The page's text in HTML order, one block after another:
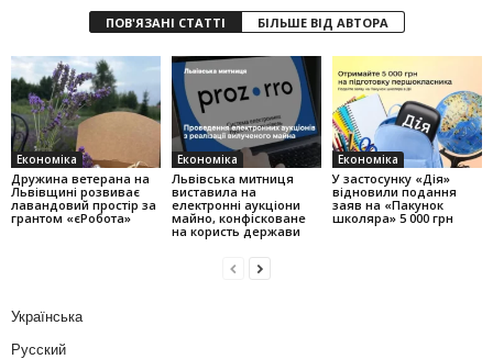
ПОВ'ЯЗАНІ СТАТТІ БІЛЬШЕ ВІД АВТОРА
Економіка
Дружина ветерана на
Львівщині розвиває
лавандовий простір за
грантом «єРобота»
Економіка
Львівська митниця
виставила на
електронні аукціони
майно, конфісковане
на користь держави
Економіка
У застосунку «Дія»
відновили подання
заяв на «Пакунок
школяра» 5 000 грн
Українська
Русский